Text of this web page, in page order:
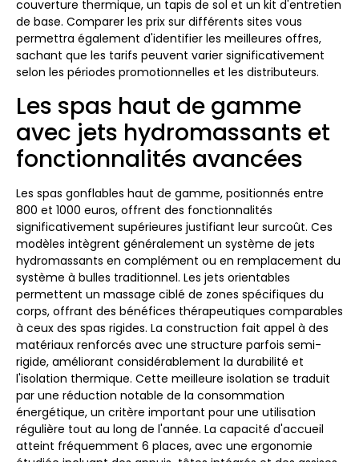
couverture thermique, un tapis de sol et un kit d'entretien
de base. Comparer les prix sur différents sites vous
permettra également d'identifier les meilleures offres,
sachant que les tarifs peuvent varier significativement
selon les périodes promotionnelles et les distributeurs.
Les spas haut de gamme
avec jets hydromassants et
fonctionnalités avancées
Les spas gonflables haut de gamme, positionnés entre
800 et 1000 euros, offrent des fonctionnalités
significativement supérieures justifiant leur surcoût. Ces
modèles intègrent généralement un système de jets
hydromassants en complément ou en remplacement du
système à bulles traditionnel. Les jets orientables
permettent un massage ciblé de zones spécifiques du
corps, offrant des bénéfices thérapeutiques comparables
à ceux des spas rigides. La construction fait appel à des
matériaux renforcés avec une structure parfois semi-
rigide, améliorant considérablement la durabilité et
l'isolation thermique. Cette meilleure isolation se traduit
par une réduction notable de la consommation
énergétique, un critère important pour une utilisation
régulière tout au long de l'année. La capacité d'accueil
atteint fréquemment 6 places, avec une ergonomie